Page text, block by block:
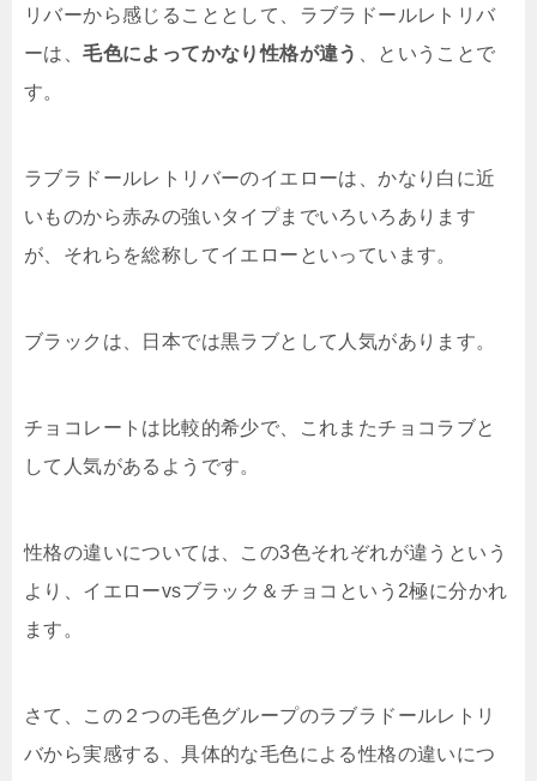
リバーから感じることとして、ラブラドールレトリバ
ーは、毛色によってかなり性格が違う
、ということで
す。
ラブラドールレトリバーのイエローは、かなり白に近
いものから赤みの強いタイプまでいろいろあります
が、それらを総称してイエローといっています。
ブラックは、日本では黒ラブとして人気があります。
チョコレートは比較的希少で、これまたチョコラブと
して人気があるようです。
性格の違いについては、この3色それぞれが違うという
より、イエローvsブラック＆チョコという2極に分かれ
ます。
さて、この２つの毛色グループのラブラドールレトリ
バから実感する、具体的な毛色による性格の違いにつ